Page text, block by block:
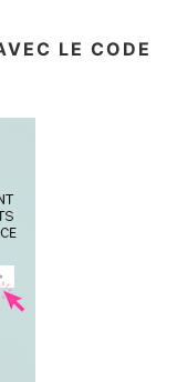
LE CODE